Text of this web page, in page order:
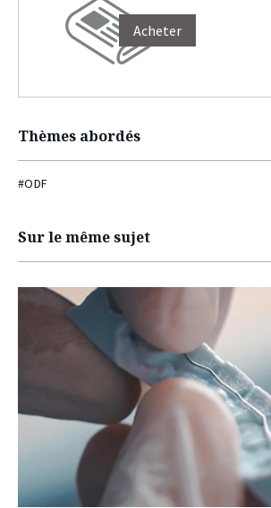
Acheter
Thèmes abordés
#ODF
Sur le même sujet